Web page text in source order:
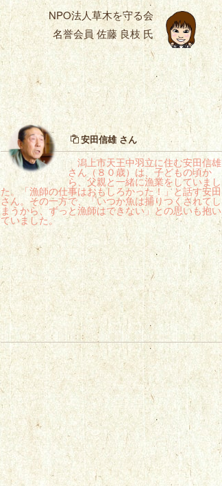
NPO法人草木を守る会
名誉会員 佐藤 良枝 氏
安田信雄 さん
潟上市天王中羽立に住む安田信雄
さん（８０歳）は、子どもの頃か
ら、父親と一緒に漁業をしていまし
た。「漁師の仕事はおもしろかった！」と話す安田
さん。その一方で、「いつか魚は捕りつくされてし
まうから、ずっと漁師はできない」との思いも抱い
ていました。